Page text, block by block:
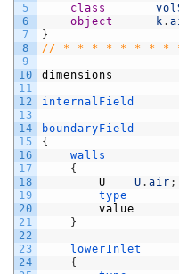
5
6
7
8
9
10
11
12
13
14
15
16
17
18
19
20
21
22
23
24
class
object
k .
}
// * * * * * * * *
dimensions
internalField
boundaryField
{
walls
{
U
U . air ;
value
}
lowerInlet
{